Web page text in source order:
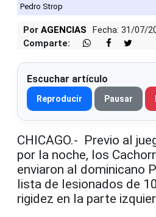
Pedro Strop
Por AGENCIAS
Fecha: 31/07/
Comparte:
Escuchar artículo
Reproducir Pausar
CHICAGO.- Previo al
por la noche, los
enviaron al dominicano
lista de lesionados de
rigidez en la parte